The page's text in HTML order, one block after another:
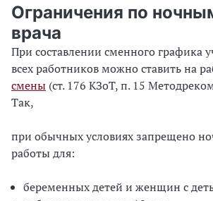
Ограничения по
врача
При составлении сменного графика
всех работников можно ставить на
смены (ст. 176 КЗоТ, п. 15
Так,
при обычных условиях запрещено
работы для:
беременных детей и женщин с